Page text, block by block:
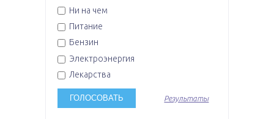
Ни на чем
Питание
Бензин
Электроэнергия
Лекарства
Результаты